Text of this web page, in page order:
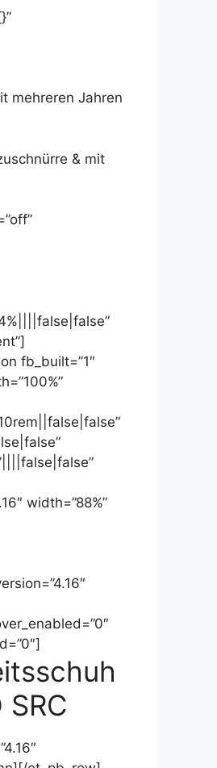
mehreren Jahren
& mit
fb_built=”1″
width=”88%”